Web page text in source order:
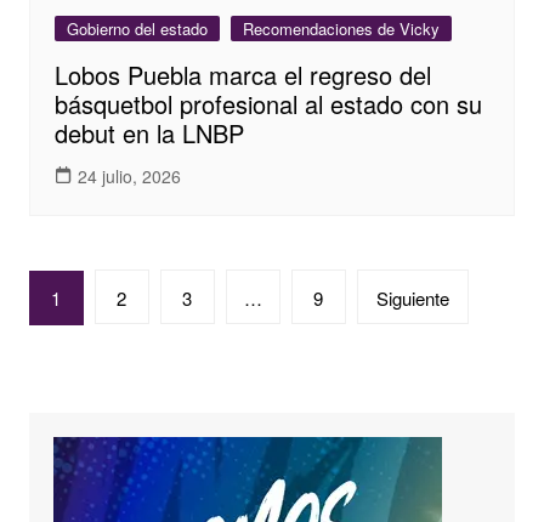
Gobierno del estado Recomendaciones de Vicky
Lobos Puebla marca el regreso del
básquetbol profesional al estado con su
debut en la LNBP
24 julio, 2026
Paginación
de
1 2 3 … 9 Siguiente